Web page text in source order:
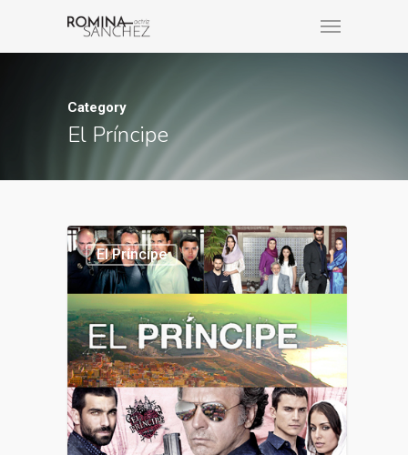
Category
El Príncipe
El Príncipe